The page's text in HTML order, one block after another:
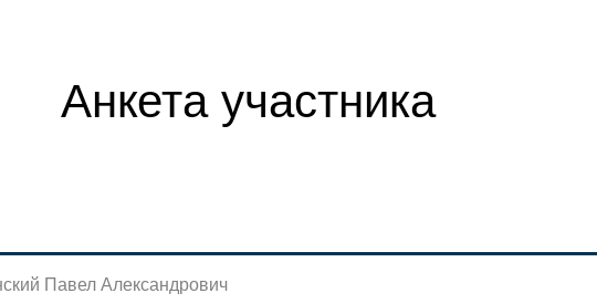
Анкета участника